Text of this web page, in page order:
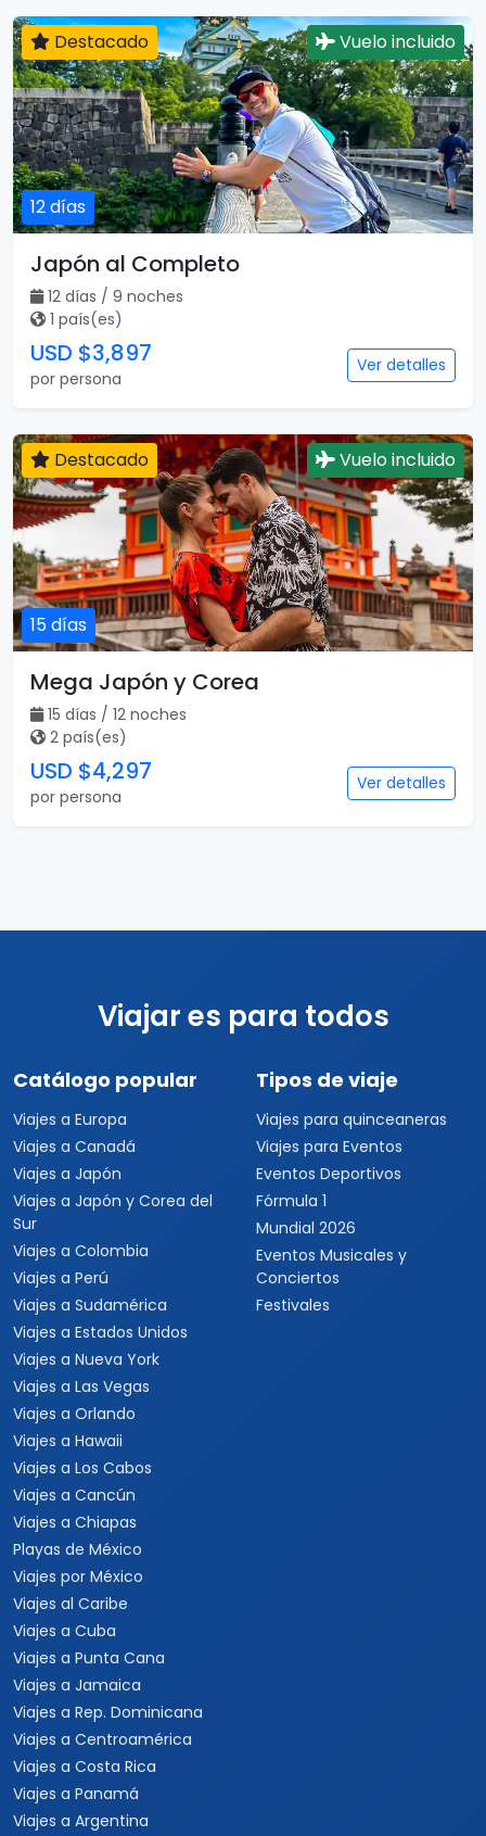
12 días
Destacado Vuelo incluido
Japón al Completo
12 días / 9 noches
1 país(es)
USD $3,897
por persona
Ver detalles
15 días
Destacado Vuelo incluido
Mega Japón y Corea
15 días / 12 noches
2 país(es)
USD $4,297
por persona
Ver detalles
Viajar es para todos
Catálogo popular
Viajes a Europa
Viajes a Canadá
Viajes a Japón
Viajes a Japón y Corea del
Sur
Viajes a Colombia
Viajes a Perú
Viajes a Sudamérica
Viajes a Estados Unidos
Viajes a Nueva York
Viajes a Las Vegas
Viajes a Orlando
Viajes a Hawaii
Viajes a Los Cabos
Viajes a Cancún
Viajes a Chiapas
Playas de México
Viajes por México
Viajes al Caribe
Viajes a Cuba
Viajes a Punta Cana
Viajes a Jamaica
Viajes a Rep. Dominicana
Viajes a Centroamérica
Viajes a Costa Rica
Viajes a Panamá
Viajes a Argentina
Tipos de viaje
Viajes para quinceaneras
Viajes para Eventos
Eventos Deportivos
Fórmula 1
Mundial 2026
Eventos Musicales y
Conciertos
Festivales